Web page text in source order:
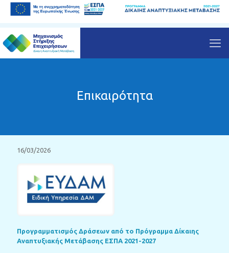
Επικαιρότητα
16/03/2026
Προγραμματισμός Δράσεων από το Πρόγραμμα Δίκαιης
Αναπτυξιακής Μετάβασης ΕΣΠΑ 2021-2027